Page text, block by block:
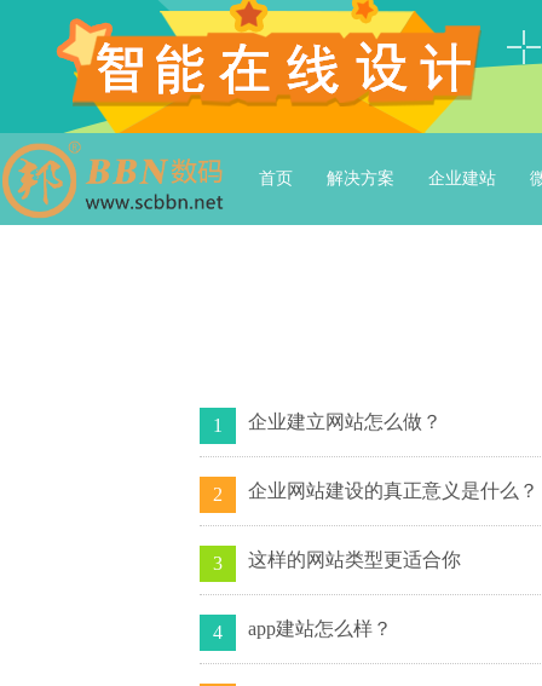
首页 解决方案 企业建站
1 企业建立网站怎么做？
2 企业网站建设的真正意义是什么？
3 这样的网站类型更适合你
4 app建站怎么样？